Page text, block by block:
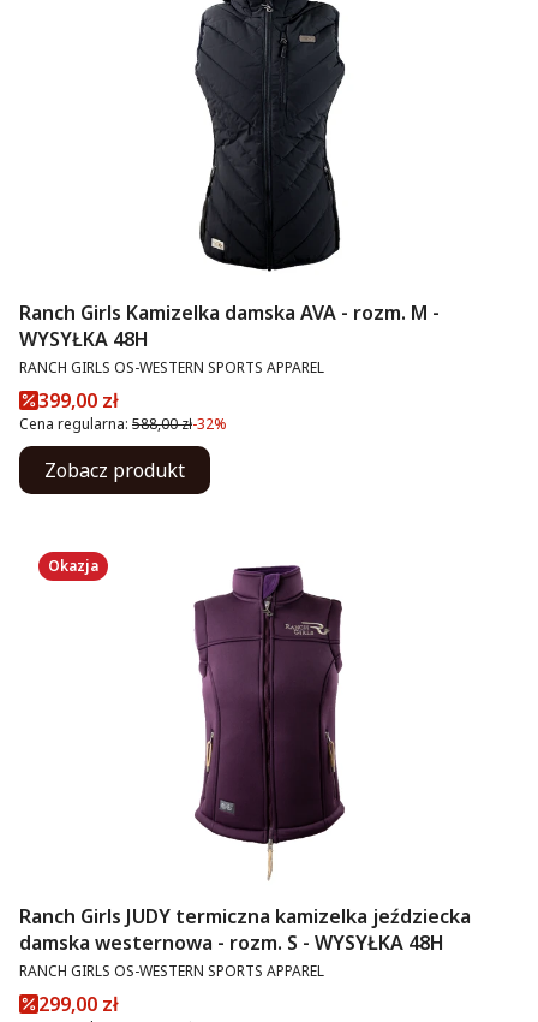
Ranch Girls Kamizelka damska AVA - rozm. M -
WYSYŁKA 48H
PRODUCENT
RANCH GIRLS OS-WESTERN SPORTS APPAREL
Cena promocyjna
399,00 zł
Cena regularna: 588,00 zł-32%
Zobacz produkt
Okazja
Ranch Girls JUDY termiczna kamizelka jeździecka
damska westernowa - rozm. S - WYSYŁKA 48H
PRODUCENT
RANCH GIRLS OS-WESTERN SPORTS APPAREL
Cena promocyjna
299,00 zł